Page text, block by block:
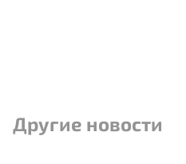
Другие новости